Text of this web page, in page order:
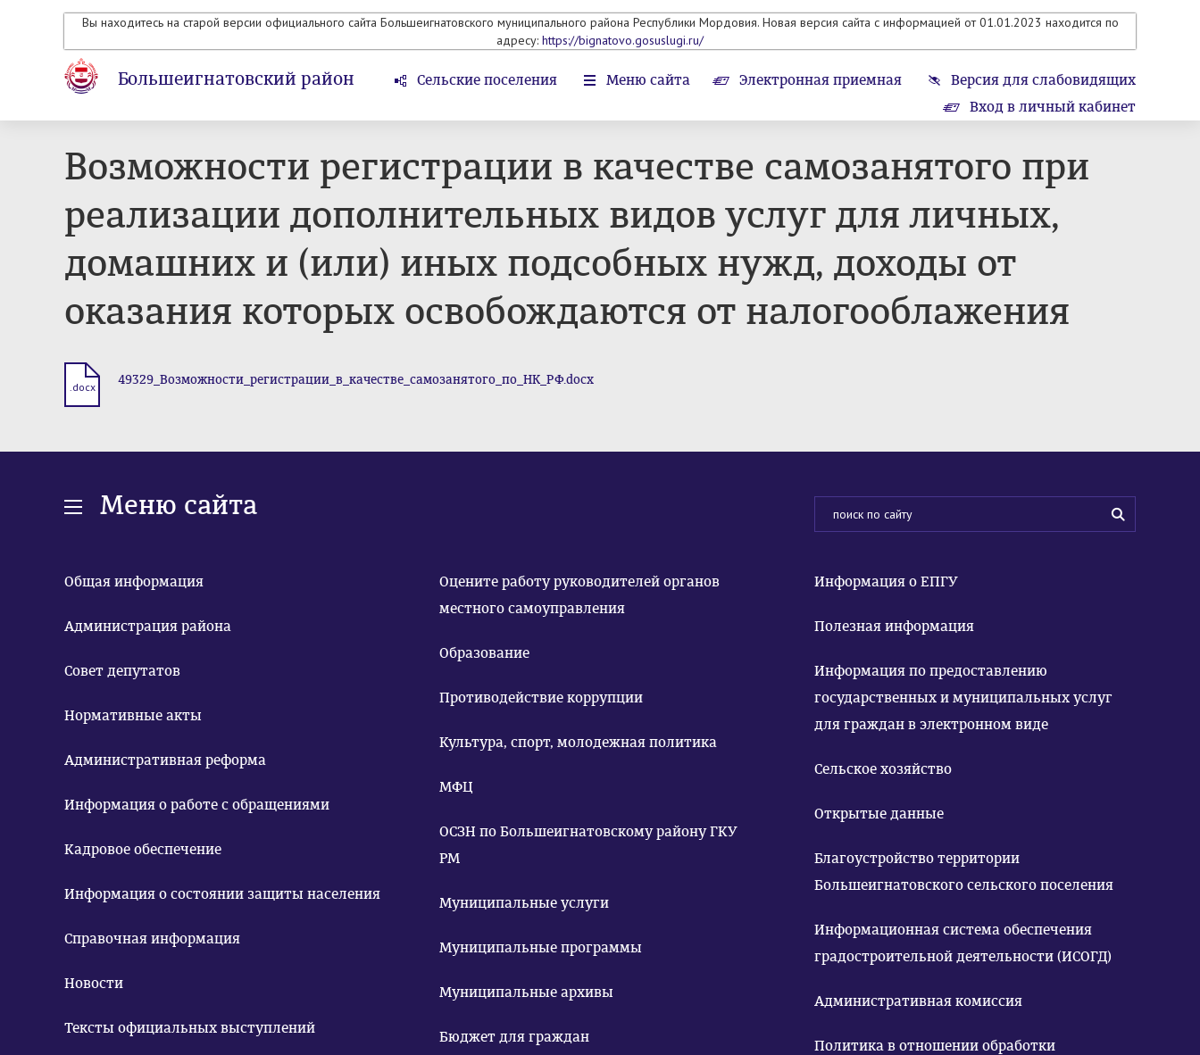
Вы находитесь на старой версии официального сайта Большеигнатовского муниципального района Республики Мордовия. Новая версия сайта с информацией от 01.01.2023 находится по
адресу: https://bignatovo.gosuslugi.ru/
Большеигнатовский район Сельские поселения Меню сайта Электронная приемная
Версия для слабовидящих
Вход в личный кабинет
Возможности регистрации в качестве самозанятого при
реализации дополнительных видов услуг для личных,
домашних и (или) иных подсобных нужд, доходы от
оказания которых освобождаются от налогооблажения
.docx 49329_Возможности_регистрации_в_качестве_самозанятого_по_НК_РФ.docx
Меню сайта
Общая информация
Администрация района
Совет депутатов
Нормативные акты
Административная реформа
Информация о работе с обращениями
Кадровое обеспечение
Информация о состоянии защиты населения
Справочная информация
Новости
Тексты официальных выступлений
Оцените работу руководителей органов
местного самоуправления
Образование
Противодействие коррупции
Культура, спорт, молодежная политика
МФЦ
ОСЗН по Большеигнатовскому району ГКУ
РМ
Муниципальные услуги
Муниципальные программы
Муниципальные архивы
Бюджет для граждан
Информация о ЕПГУ
Полезная информация
Информация по предоставлению
государственных и муниципальных услуг
для граждан в электронном виде
Сельское хозяйство
Открытые данные
Благоустройство территории
Большеигнатовского сельского поселения
Информационная система обеспечения
градостроительной деятельности (ИСОГД)
Административная комиссия
Политика в отношении обработки